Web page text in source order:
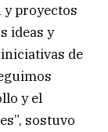
proyectos
ideas y
de
y el
sostuvo